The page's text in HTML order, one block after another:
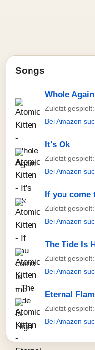
Songs
Whole Again
Zuletzt
Bei Amazon
It's Ok
Zuletzt
Bei Amazon
If you come
Zuletzt
Bei Amazon
The Tide Is
Zuletzt
Bei Amazon
Eternal
Zuletzt
Bei Amazon